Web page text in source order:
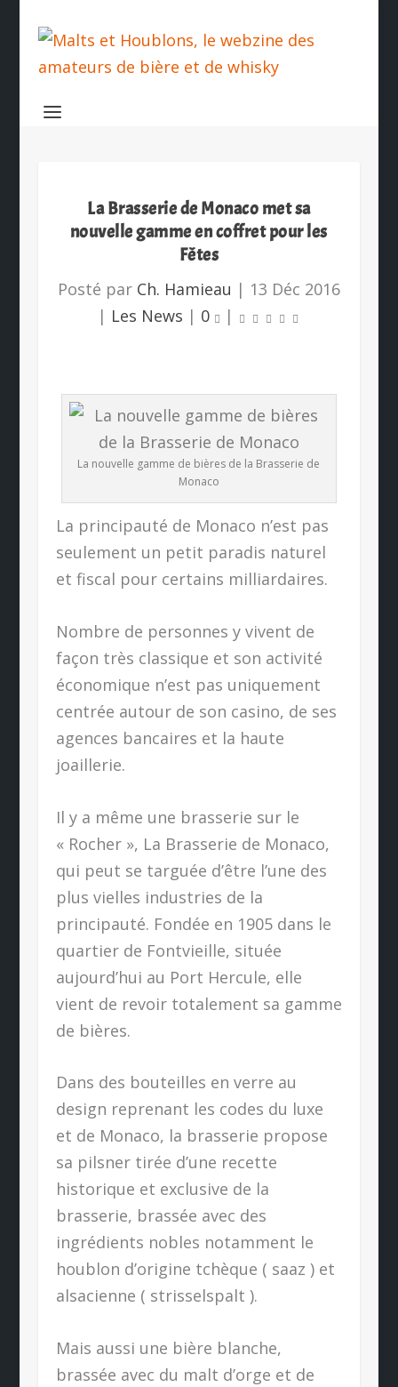
La Brasserie de Monaco met sa
nouvelle gamme en coffret pour les
Fêtes
Posté par Ch. Hamieau | 13 Déc 2016
| Les News | 0 |
La nouvelle gamme de bières de la Brasserie de
Monaco
La principauté de Monaco n’est pas
seulement un petit paradis naturel
et fiscal pour certains milliardaires.
Nombre de personnes y vivent de
façon très classique et son activité
économique n’est pas uniquement
centrée autour de son casino, de ses
agences bancaires et la haute
joaillerie.
Il y a même une brasserie sur le
« Rocher », La Brasserie de Monaco,
qui peut se targuée d’être l’une des
plus vielles industries de la
principauté. Fondée en 1905 dans le
quartier de Fontvieille, située
aujourd’hui au Port Hercule, elle
vient de revoir totalement sa gamme
de bières.
Dans des bouteilles en verre au
design reprenant les codes du luxe
et de Monaco, la brasserie propose
sa pilsner tirée d’une recette
historique et exclusive de la
brasserie, brassée avec des
ingrédients nobles notamment le
houblon d’origine tchèque ( saaz ) et
alsacienne ( strisselspalt ).
Mais aussi une bière blanche,
brassée avec du malt d’orge et de